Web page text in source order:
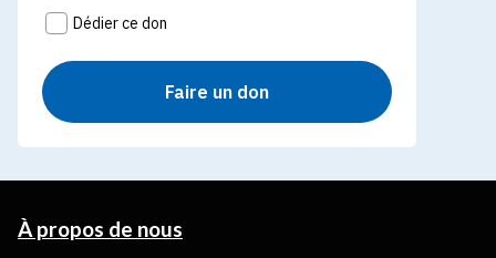
À propos de nous